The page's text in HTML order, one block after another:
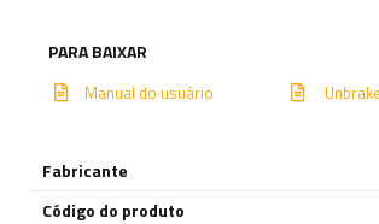
PARA BAIXAR
Manual do usuário
Fabricante
Código do produto